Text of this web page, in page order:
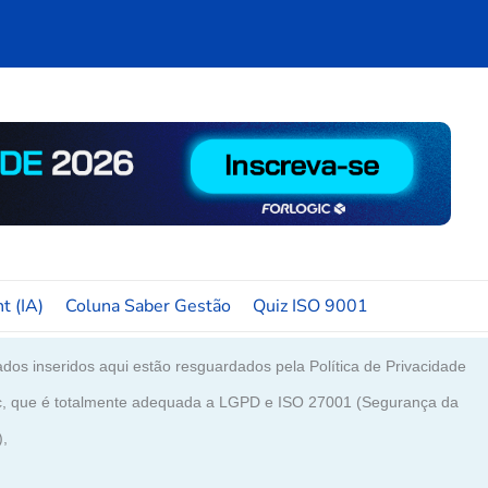
(IA) Coluna Saber Gestão Quiz ISO 9001
inseridos aqui estão resguardados pela Política de Privacidade
que é totalmente adequada a LGPD e ISO 27001 (Segurança da